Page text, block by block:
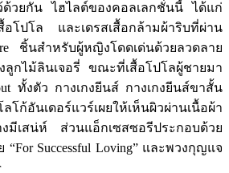
ว้ด้วยกัน ไฮไลต์ของคอลเลกชั่นนี้ ได้แก่
โปโล และเดรสเสื้อกล้ามผ้าริบที่ผ่าน
ชิ้นสำหรับผู้หญิงโดดเด่นด้วยลวดลาย
ลูกไม้ลินเจอรี่ ขณะที่เสื้อโปโลผู้ชายมา
ทั้งตัว กางเกงยีนส์ กางเกงยีนส์ขาสั้น
โก้อันเดอร์แวร์เผยให้เห็นผิวผ่านเนื้อผ้า
มีเสน่ห์ ส่วนแอ็กเซสซอรีประกอบด้วย
Successful Loving” และพวงกุญแจ